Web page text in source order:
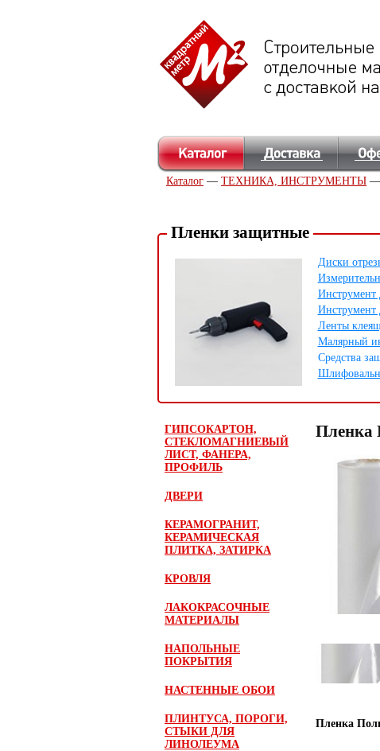
Каталог — ТЕХНИКА, ИНСТРУМЕНТЫ —
Пленки защитные
Диски
Инструмент
Инструмент
Ленты
Малярный
Средства
ГИПСОКАРТОН,
СТЕКЛОМАГНИЕВЫЙ
ЛИСТ, ФАНЕРА,
ПРОФИЛЬ
ДВЕРИ
КЕРАМОГРАНИТ,
КЕРАМИЧЕСКАЯ
ПЛИТКА, ЗАТИРКА
КРОВЛЯ
ЛАКОКРАСОЧНЫЕ
МАТЕРИАЛЫ
НАПОЛЬНЫЕ
ПОКРЫТИЯ
НАСТЕННЫЕ ОБОИ
ПЛИНТУСА, ПОРОГИ,
СТЫКИ ДЛЯ
ЛИНОЛЕУМА
Пленка
Пленка